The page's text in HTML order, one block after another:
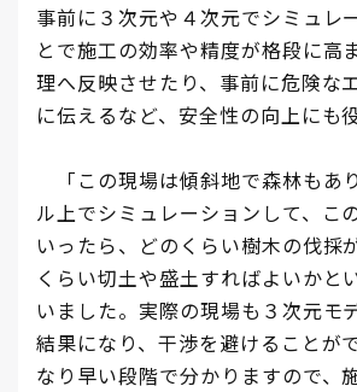
事前に３次元や４次元でシミュレ
とで施工の効率や精度が格段に高
理へ反映させたり、事前に危険な
に伝えるなど、安全性の向上にも役
「この現場は傾斜地で森林もあ
ル上でシミュレーションして、こ
いったら、どのくらい樹木の伐採
くらい切土や盛土すればよいかと
いました。実際の現場も３次元モ
結果になり、干渉を避けることが
なり早い段階で分かりますので、